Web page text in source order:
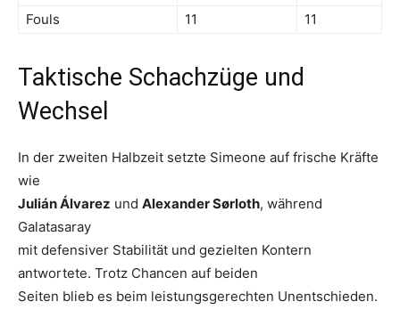
Fouls
11 11
Taktische Schachzüge und
Wechsel
In der zweiten Halbzeit setzte Simeone auf frische Kräfte
wie
Julián Álvarez und Alexander Sørloth, während
Galatasaray
mit defensiver Stabilität und gezielten Kontern
antwortete. Trotz Chancen auf beiden
Seiten blieb es beim leistungsgerechten Unentschieden.